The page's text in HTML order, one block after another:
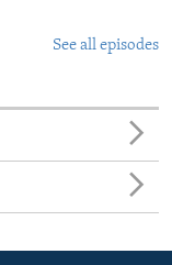
See all episodes